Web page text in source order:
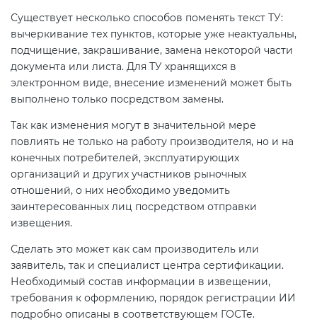
Существует несколько способов поменять текст ТУ:
вычеркивание тех пунктов, которые уже неактуальны,
подчищение, закрашивание, замена некоторой части
документа или листа. Для ТУ хранящихся в
электронном виде, внесение изменений может быть
выполнено только посредством замены.
Так как изменения могут в значительной мере
повлиять не только на работу производителя, но и на
конечных потребителей, эксплуатирующих
организаций и других участников рыночных
отношений, о них необходимо уведомить
заинтересованных лиц посредством отправки
извещения.
Сделать это может как сам производитель или
заявитель, так и специалист центра сертификации.
Необходимый состав информации в извещении,
требования к оформлению, порядок регистрации ИИ
подробно описаны в соответствующем ГОСТе.
регламенты